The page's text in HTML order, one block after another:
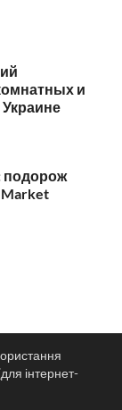
и
подорож
Market
інтернет-